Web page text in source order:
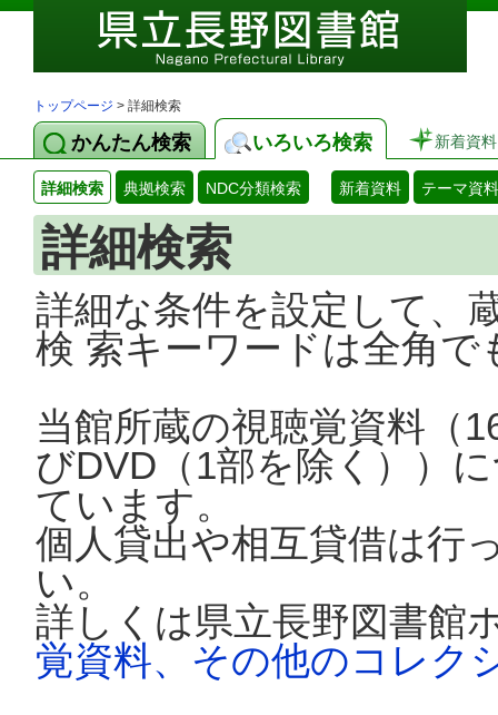
トップページ > 詳細検索
かんたん検索 いろいろ検索 新着資料
詳細検索 典拠検索 NDC分類検索 新着資料 テーマ資料
詳細検索
詳細な条件を設定して、
検 索キーワードは全角
当館所蔵の視聴覚資料（
びDVD（1部を除く））
ています。
個人貸出や相互貸借は行
い。
詳しくは県立長野図書館
覚資料、その他のコレク